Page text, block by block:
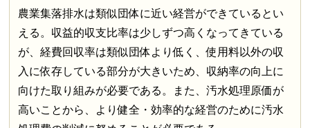
農業集落排水は類似団体に近い経営ができているとい
える。収益的収支比率は少しずつ高くなってきている
が、経費回収率は類似団体より低く、使用料以外の収
入に依存している部分が大きいため、収納率の向上に
向けた取り組みが必要である。また、汚水処理原価が
高いことから、より健全・効率的な経営のために汚水